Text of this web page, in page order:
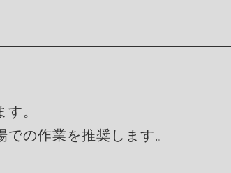
。
の作業を推奨します。